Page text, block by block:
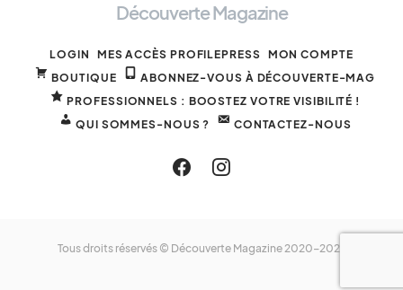
Découverte Magazine
LOGIN MES ACCÈS PROFILEPRESS MON COMPTE
BOUTIQUE
ABONNEZ-VOUS À DÉCOUVERTE-MAG
PROFESSIONNELS : BOOSTEZ VOTRE VISIBILITÉ !
QUI SOMMES-NOUS ?
CONTACTEZ-NOUS
Tous droits réservés © Découverte Magazine 2020-2025